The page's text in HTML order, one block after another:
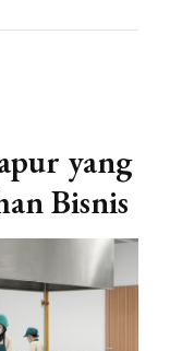
yang
Bisnis